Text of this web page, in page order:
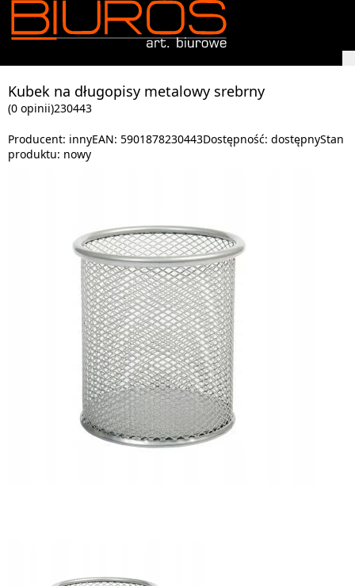
Kubek na długopisy metalowy srebrny
(0 opinii)230443
Producent: innyEAN: 5901878230443Dostępność: dostępnyStan
produktu: nowy